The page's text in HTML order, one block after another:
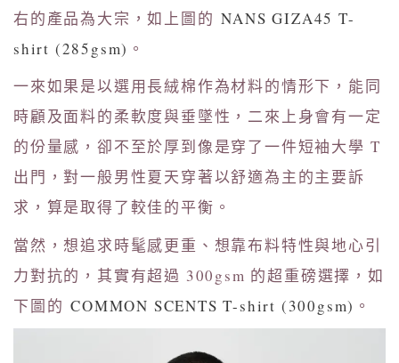
右的產品為大宗，如上圖的NANS GIZA45 T-
shirt (285gsm) 。
一來如果是以選用長絨棉作為材料的情形下，能同
時顧及面料的柔軟度與垂墜性，二來上身會有一定
的份量感，卻不至於厚到像是穿了一件短袖大學 T
出門，對一般男性夏天穿著以舒適為主的主要訴
求，算是取得了較佳的平衡。
當然，想追求時髦感更重、想靠布料特性與地心引
力對抗的，其實有超過 300gsm 的超重磅選擇，如
下圖的COMMON SCENTS T-shirt (300gsm) 。